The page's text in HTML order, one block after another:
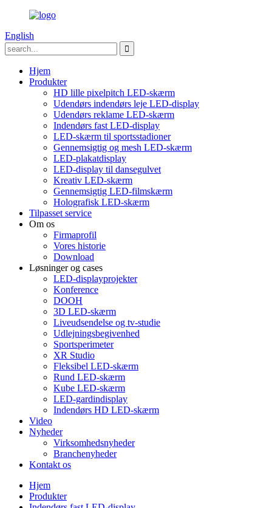
English
Hjem
Produkter
HD lille pixelpitch LED-skærm
Udendørs indendørs leje LED-display
Udendørs reklame LED-skærm
Indendørs fast LED-display
LED-skærm til sportsstadioner
Gennemsigtig og mesh LED-skærm
LED-plakatdisplay
LED-display til dansegulvet
Kreativ LED-skærm
Gennemsigtig LED-filmskærm
Holografisk LED-skærm
Tilpasset service
Om os
Firmaprofil
Vores historie
Download
Løsninger og cases
LED-displayprojekter
Konference
DOOH
3D LED-skærm
Liveudsendelse og tv-studie
Udlejningsbegivenhed
Sportsperimeter
XR Studio
Fleksibel LED-skærm
Rund LED-skærm
Kube LED-skærm
LED-gardindisplay
Indendørs HD LED-skærm
Video
Nyheder
Virksomhedsnyheder
Branchenyheder
Kontakt os
Hjem
Produkter